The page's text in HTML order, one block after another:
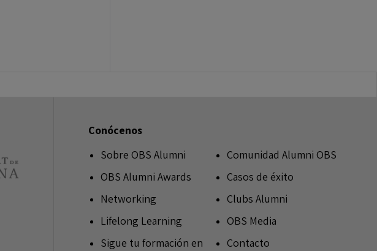
Conócenos
Sobre OBS Alumni
OBS Alumni Awards
Networking
Lifelong Learning
Sigue tu formación en
Comunidad Alumni OBS
Casos de éxito
Clubs Alumni
OBS Media
Contacto